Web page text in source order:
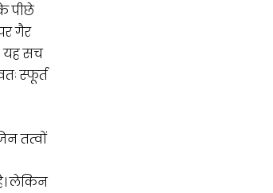
पीछे
गैर
यह सच
स्फूर्त
तत्वों
लेकिन